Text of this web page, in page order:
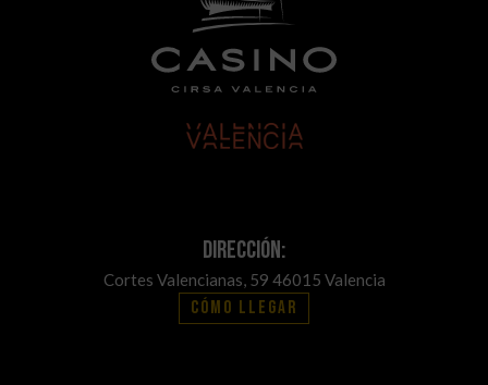
Dirección:
Cortes Valencianas, 59 46015 Valencia
Cómo llegar